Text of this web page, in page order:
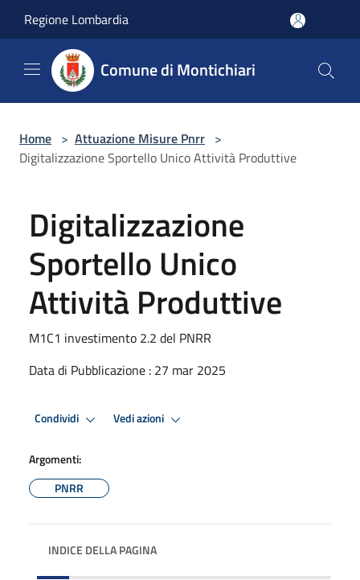
Regione Lombardia
Comune di Montichiari
Home > Attuazione Misure Pnrr >
Digitalizzazione Sportello Unico Attività Produttive
Digitalizzazione
Sportello Unico
Attività Produttive
M1C1 investimento 2.2 del PNRR
Data di Pubblicazione : 27 mar 2025
Condividi Vedi azioni
Argomenti:
PNRR
INDICE DELLA PAGINA